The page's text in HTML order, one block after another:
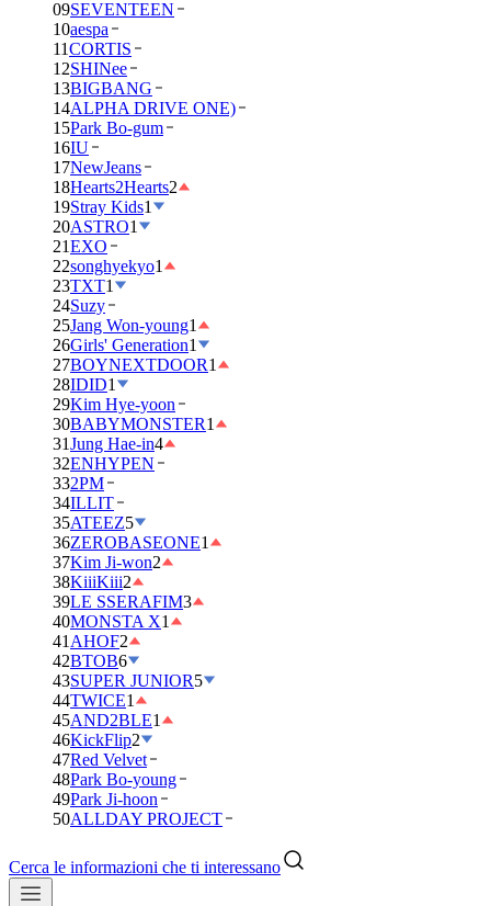
09SEVENTEEN
10aespa
11CORTIS
12SHINee
13BIGBANG
14ALPHA DRIVE ONE)
15Park Bo-gum
16IU
17NewJeans
18Hearts2Hearts2
19Stray Kids1
20ASTRO1
21EXO
22songhyekyo1
23TXT1
24Suzy
25Jang Won-young1
26Girls' Generation1
27BOYNEXTDOOR1
28IDID1
29Kim Hye-yoon
30BABYMONSTER1
31Jung Hae-in4
32ENHYPEN
332PM
34ILLIT
35ATEEZ5
36ZEROBASEONE1
37Kim Ji-won2
38KiiiKiii2
39LE SSERAFIM3
40MONSTA X1
41 AHOF2
42BTOB6
43SUPER JUNIOR5
44TWICE1
45AND2BLE1
46KickFlip2
47Red Velvet
48Park Bo-young
49Park Ji-hoon
50ALLDAY PROJECT
Cerca le informazioni che ti interessano